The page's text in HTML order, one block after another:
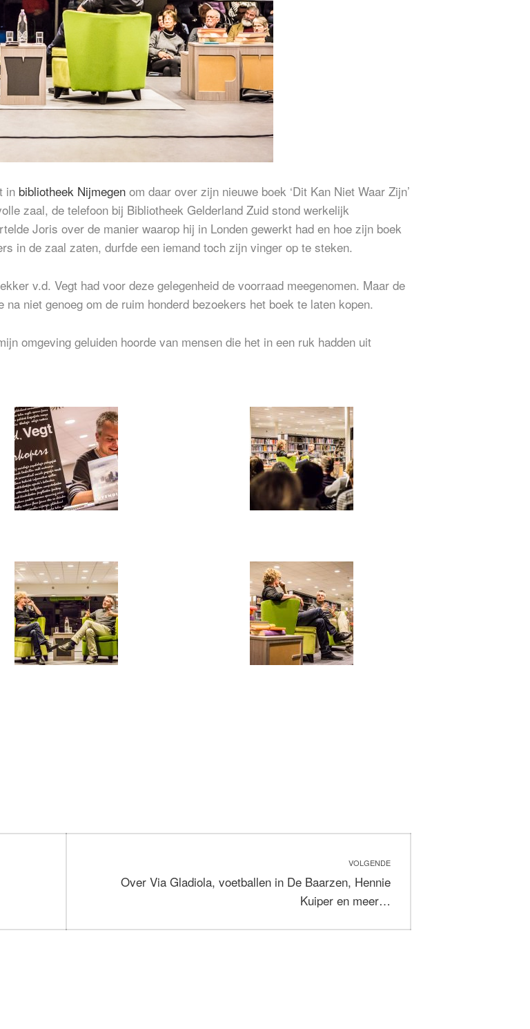
in bibliotheek Nijmegen om daar over zijn nieuwe boek ‘Dit Kan Niet Waar Zijn’
zaal, de telefoon bij Bibliotheek Gelderland Zuid stond werkelijk
Joris over de manier waarop hij in Londen gewerkt had en hoe zijn boek
in de zaal zaten, durfde een iemand toch zijn vinger op te steken.
v.d. Vegt had voor deze gelegenheid de voorraad meegenomen. Maar de
niet genoeg om de ruim honderd bezoekers het boek te laten kopen.
omgeving geluiden hoorde van mensen die het in een ruk hadden uit
VOLGENDE
Volgend
Over Via Gladiola, voetballen in De Baarzen, Hennie
Kuiper en meer…